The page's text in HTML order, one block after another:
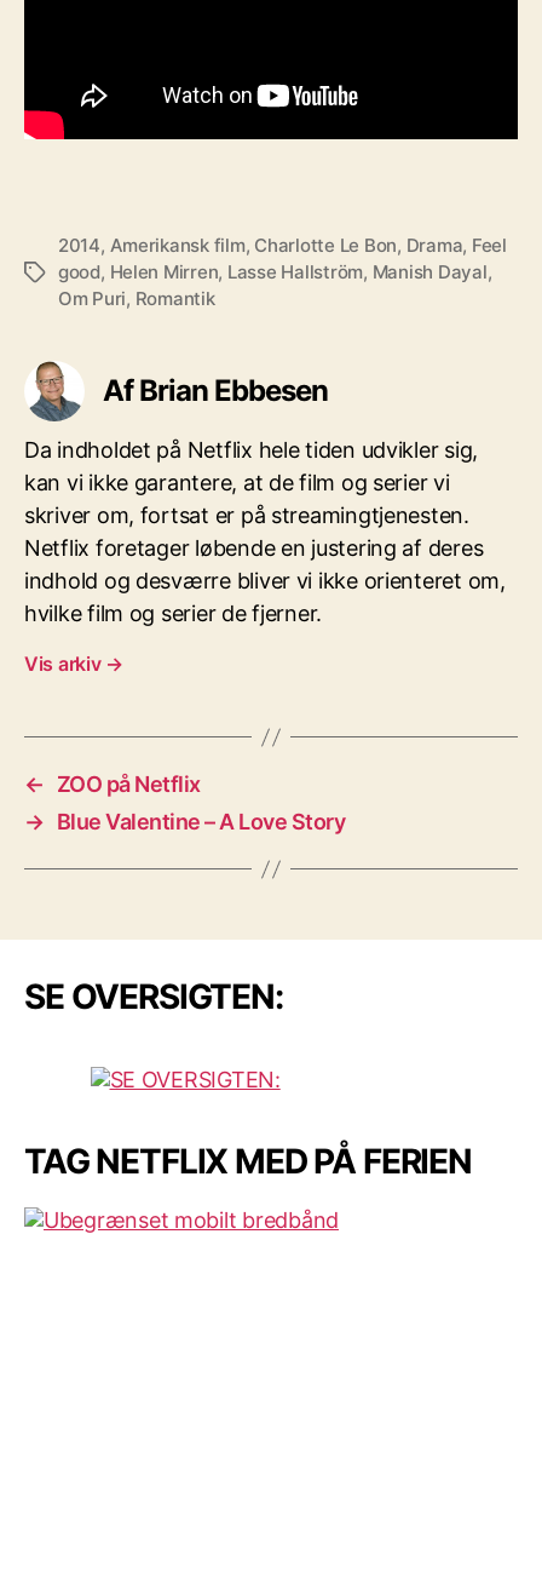
Tags
2014, Amerikansk film, Charlotte Le Bon, Drama, Feel
good, Helen Mirren, Lasse Hallström, Manish Dayal,
Om Puri, Romantik
Af Brian Ebbesen
Da indholdet på Netflix hele tiden udvikler sig,
kan vi ikke garantere, at de film og serier vi
skriver om, fortsat er på streamingtjenesten.
Netflix foretager løbende en justering af deres
indhold og desværre bliver vi ikke orienteret om,
hvilke film og serier de fjerner.
Vis arkiv →
←
ZOO på Netflix
→ Blue Valentine – A Love Story
SE OVERSIGTEN:
TAG NETFLIX MED PÅ FERIEN